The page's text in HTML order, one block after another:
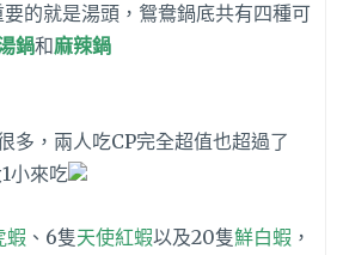
的就是湯頭，鴛鴦鍋底共有四種可
鍋和麻辣鍋
多，兩人吃CP完全超值也超過了
小來吃
蝦 、6隻天使紅蝦以及20隻鮮白蝦 ，